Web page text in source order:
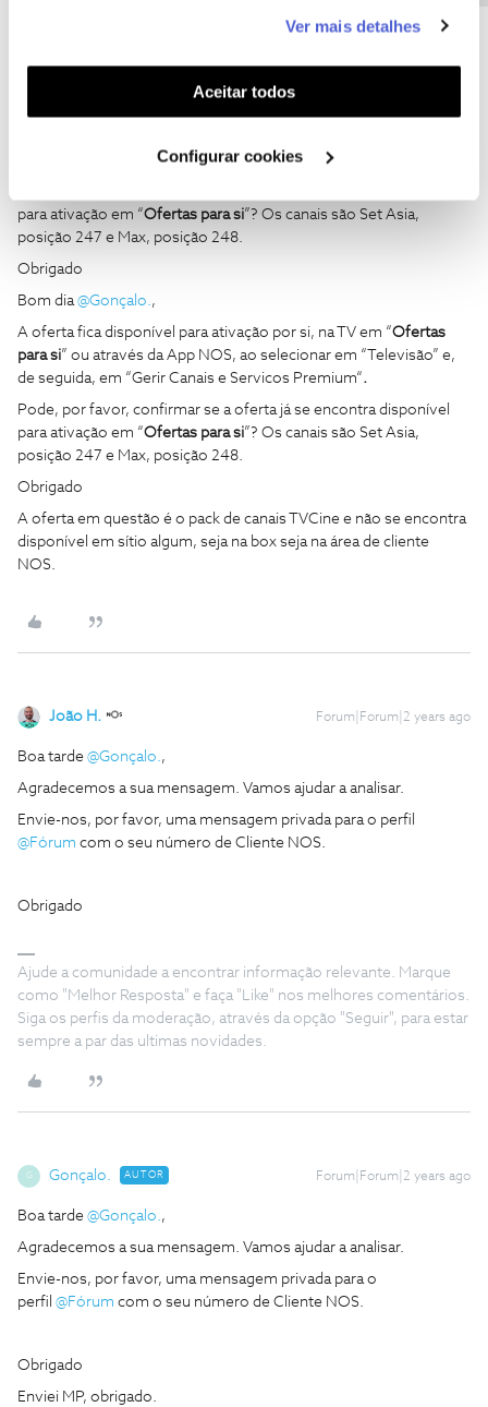
funcionalidades (cookies de personalização e
funcionalidade) e adaptar anúncios aos seus interesses
(cookies de publicidade personalizada). Pode gerir a
utilização dos cookies clicando em "Configurar
Ver mais detalhes
Aceitar todos
Configurar cookies
A oferta fica disponível para ativação por si, na TV em “Ofertas
de seguida, em “Gerir Canais e Servicos Premium“
para ativação em “Ofertas para si”? Os canais são Set Asia,
posição 247 e Max, posição 248.
Obrigado
Bom dia@Gonçalo.,
A oferta fica disponível para ativação por si, na TV em “Ofertas
para si” ou através da App NOS, ao selecionar em “Televisão” e,
de seguida, em “Gerir Canais e Servicos Premium“.
Pode, por favor, confirmar se a oferta já se encontra disponível
para ativação em “Ofertas para si”? Os canais são Set Asia,
posição 247 e Max, posição 248.
Obrigado
A oferta em questão é o pack de canais TVCine e não se encontra
disponível em sítio algum, seja na box seja na área de cliente
NOS.
João H. Forum|Forum|2 years ago
Boa tarde @Gonçalo.,
Agradecemos a sua mensagem. Vamos ajudar a analisar.
Envie-nos, por favor, uma mensagem privada para o perfil
@Fórum com o seu número de Cliente NOS.
Obrigado
Ajude a comunidade a encontrar informação relevante. Marque
como "Melhor Resposta" e faça "Like" nos melhores comentários.
Siga os perfis da moderação, através da opção "Seguir", para estar
sempre a par das ultimas novidades.
G Gonçalo. AUTOR Forum|Forum|2 years ago
Boa tarde @Gonçalo.,
Agradecemos a sua mensagem. Vamos ajudar a analisar.
Envie-nos, por favor, uma mensagem privada para o
perfil @Fórum com o seu número de Cliente NOS.
Obrigado
Enviei MP, obrigado.